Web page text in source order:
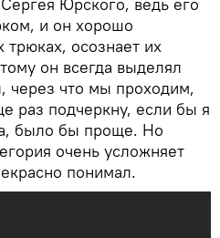
и он хорошо
трюках, осознает их
он всегда выделял
через что мы проходим,
раз подчеркну, если бы я
было бы проще. Но
очень усложняет
понимал.